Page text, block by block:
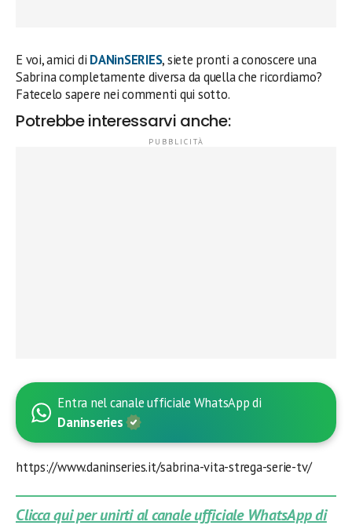
E voi, amici di DANinSERIES, siete pronti a conoscere una
Sabrina completamente diversa da quella che ricordiamo?
Fatecelo sapere nei commenti qui sotto.
Potrebbe interessarvi anche:
Entra nel canale ufficiale WhatsApp di
Daninseries
https://www.daninseries.it/sabrina-vita-strega-serie-tv/
Clicca qui per unirti al canale ufficiale WhatsApp di